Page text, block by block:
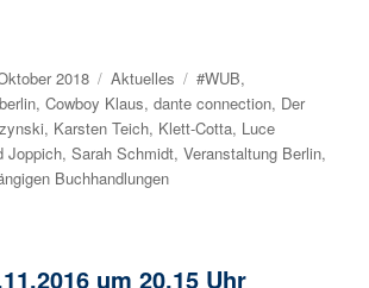
2018 Kategorien
Aktuelles Schlagwörter
#WUB,
berlin,Cowboy Klaus,dante connection, Der
, Karsten Teich, Klett-Cotta, Luce
Joppich,Sarah Schmidt,Veranstaltung Berlin,
Buchhandlungen
um 20.15 Uhr